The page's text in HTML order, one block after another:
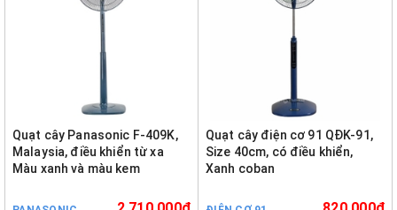
Quạt cây Panasonic F-409K,
Malaysia, điều khiển từ xa
Màu xanh và màu kem
Quạt cây điện cơ 91 QĐK-91,
Size 40cm, có điều khiển,
Xanh coban